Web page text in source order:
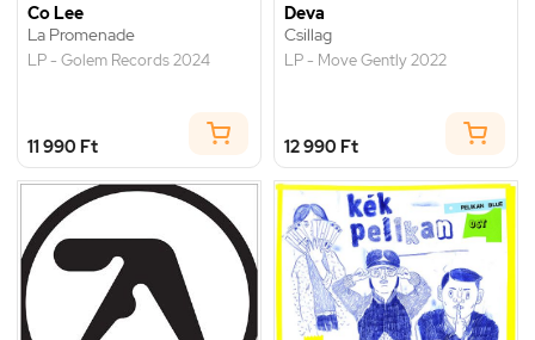
Co Lee
La Promenade
LP - Golem Records 2024
11 990 Ft
Deva
Csillag
LP - Move Gently 2022
12 990 Ft